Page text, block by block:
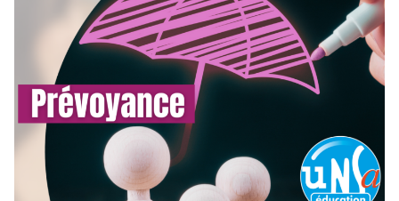
[POITIERS] Prévoyance ? Nouvelles dates pour
tout comprendre (ou presque) avec l’Unsa
Education
6 mars 2026 NOUVELLE-AQUITAINE